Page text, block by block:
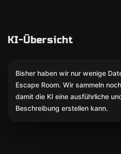
KI-Übersicht
Bisher haben wir nur wenige
Escape Room. Wir sammeln
damit die KI eine ausführliche
Beschreibung erstellen kann.